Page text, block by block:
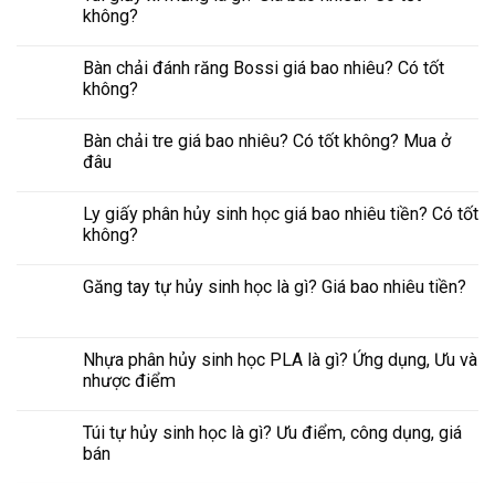
không?
Bàn chải đánh răng Bossi giá bao nhiêu? Có tốt
không?
Bàn chải tre giá bao nhiêu? Có tốt không? Mua ở
đâu
Ly giấy phân hủy sinh học giá bao nhiêu tiền? Có tốt
không?
Găng tay tự hủy sinh học là gì? Giá bao nhiêu tiền?
Nhựa phân hủy sinh học PLA là gì? Ứng dụng, Ưu và
nhược điểm
Túi tự hủy sinh học là gì? Ưu điểm, công dụng, giá
bán